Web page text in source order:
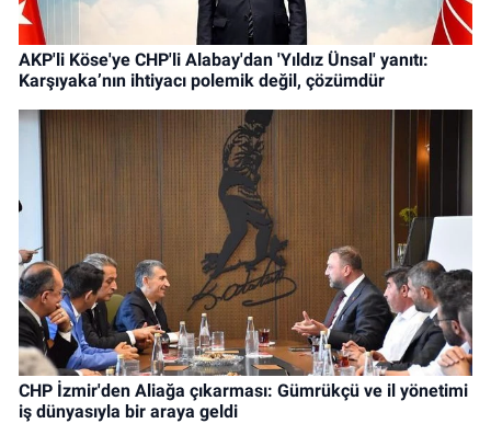
AKP'li Köse'ye CHP'li Alabay'dan 'Yıldız Ünsal' yanıtı:
Karşıyaka’nın ihtiyacı polemik değil, çözümdür
CHP İzmir'den Aliağa çıkarması: Gümrükçü ve il yönetimi
iş dünyasıyla bir araya geldi